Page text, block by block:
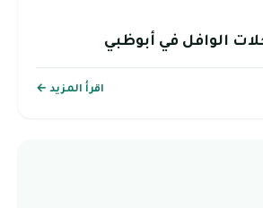
الوافل في أبوظبي
اقرأ المزيد ←